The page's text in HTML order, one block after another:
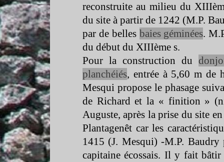
reconstruite au milieu du
du site à partir de 1242 (M.P.
par de belles baies géminées.
du début du XIIIème s.
Pour la construction du
planchéiés, entrée à 5,60 m de
Mesqui propose le phasage
de Richard et la « finition »
Auguste, après la prise du site
Plantagenêt car les
1415 (J. Mesqui) -M.P. Baudry
capitaine écossais. Il y fait